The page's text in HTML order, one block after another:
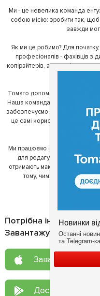
Ми - це невелика команда
собою місію: зробити так,
завжди
Як ми це робимо? Для
професіоналів - фахівців з
копірайтерів, а за
Томато допомагає своїм
Наша команда регулярно
забезпечуємо актуальність
це самі користувачі, які
один одному
Ми працюємо і з ресторанами.
для редагування інформації
отримають максимум
тому, чим він любить
Потрібна інформація
Завантажуйте
Завантажте у
Доступно у